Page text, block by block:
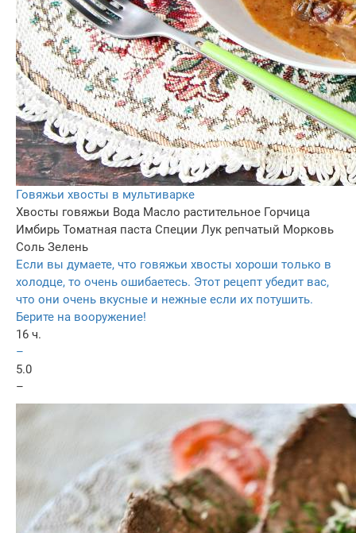
Говяжьи хвосты в мультиварке
Хвосты говяжьи Вода Масло растительное Горчица
Имбирь Томатная паста Специи Лук репчатый Морковь
Соль Зелень
Если вы думаете, что говяжьи хвосты хороши только в
холодце, то очень ошибаетесь. Этот рецепт убедит вас,
что они очень вкусные и нежные если их потушить.
Берите на вооружение!
16 ч.
–
5.0
–